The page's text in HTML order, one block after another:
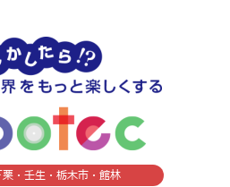
・壬生・栃木市・館林